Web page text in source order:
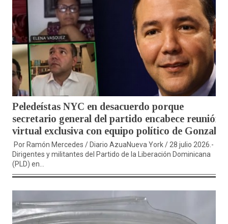
Peledeístas NYC en desacuerdo porque
secretario general del partido encabece reunión
virtual exclusiva con equipo político de Gonzalo
Por Ramón Mercedes / Diario AzuaNueva York / 28 julio 2026.-
Dirigentes y militantes del Partido de la Liberación Dominicana
(PLD) en...